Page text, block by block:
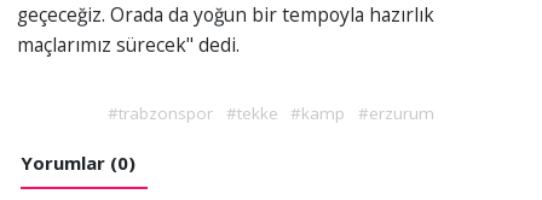
geçeceğiz. Orada da yoğun bir tempoyla hazırlık
maçlarımız sürecek" dedi.
#trabzonspor #tekke #kamp #erzurum
Yorumlar (0)